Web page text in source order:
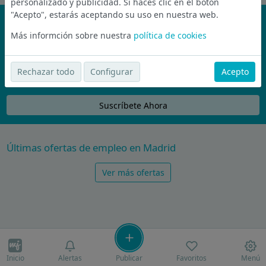
¡No te pierdas nada!
Únete a la comunidad de wijobs y recibe por email las mejores
ofertas de empleo
Nunca compartiremos tu email con nadie y no te vamos a enviar spam
Suscríbete Ahora
Últimas ofertas de empleo en Madrid
Ver más ofertas
Inicio Alertas Publicar Favoritos Menú
"Acepto", estarás aceptando su uso en nuestra web.
Más informción sobre nuestra política de cookies
Rechazar todo Configurar Acepto